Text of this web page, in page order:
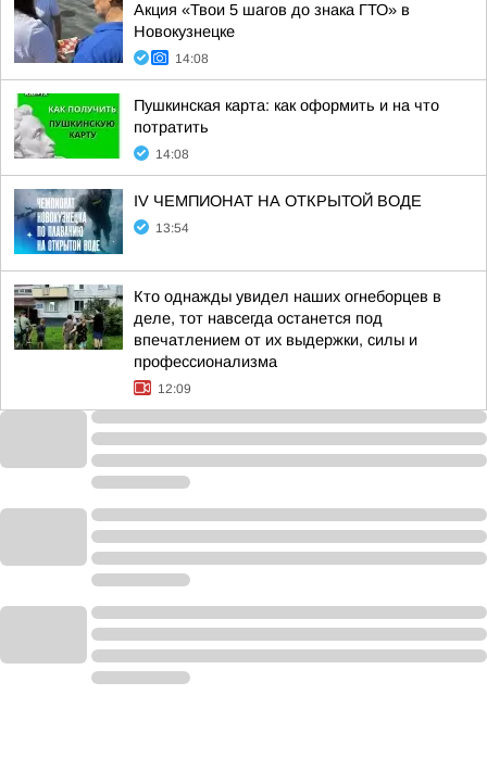
Акция «Твои 5 шагов до знака ГТО» в
Новокузнецке
14:08
Пушкинская карта: как оформить и на что
потратить
14:08
IV ЧЕМПИОНАТ НА ОТКРЫТОЙ ВОДЕ
13:54
Кто однажды увидел наших огнеборцев в
деле, тот навсегда останется под
впечатлением от их выдержки, силы и
профессионализма
12:09